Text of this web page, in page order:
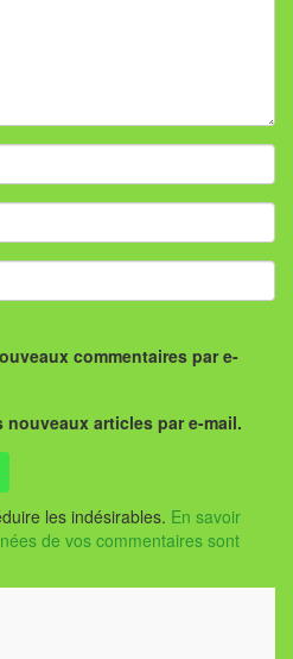
commentaires par e-
nouveaux articles par e-mail.
les indésirables. En savoir
de vos commentaires sont